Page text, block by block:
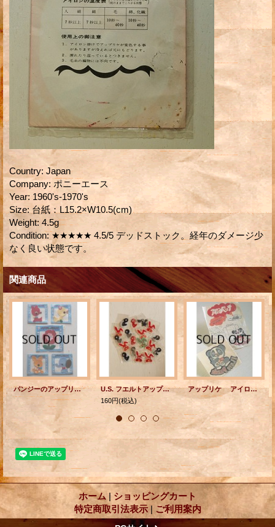
Country: Japan
Company: ポニーエース
Year: 1960's-1970's
Size: 台紙：L15.2×W10.5(cm)
Weight: 4.5g
Condition: ★★★★★ 4.5/5 デッドストック。経年のダメージ少
なく良い状態です。
関連商品
パンジーのアップリケ ワンちゃん/小鹿ちゃん/ゾウさん/ひよこちゃん/フラワー 各1枚
U.S. フエルトアップリケ ラビット・チック（ひよこ）・ペリカン 各1枚
160円(税込)
アップリケ アイロンパンチ パンダ I Love Panda
ホーム | ショッピングカート
特定商取引法表示 | ご利用案内